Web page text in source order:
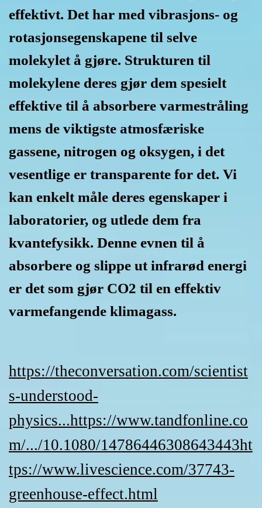
effektivt. Det har med vibrasjons- og
rotasjonsegenskapene til selve
molekylet å gjøre. Strukturen til
molekylene deres gjør dem spesielt
effektive til å absorbere varmestråling
mens de viktigste atmosfæriske
gassene, nitrogen og oksygen, i det
vesentlige er transparente for det. Vi
kan enkelt måle deres egenskaper i
laboratorier, og utlede dem fra
kvantefysikk. Denne evnen til å
absorbere og slippe ut infrarød energi
er det som gjør CO2 til en effektiv
varmefangende klimagass.
https://theconversation.com/scientist
s-understood-
physics...https://www.tandfonline.co
m/.../10.1080/14786446308643443ht
tps://www.livescience.com/37743-
greenhouse-effect.html